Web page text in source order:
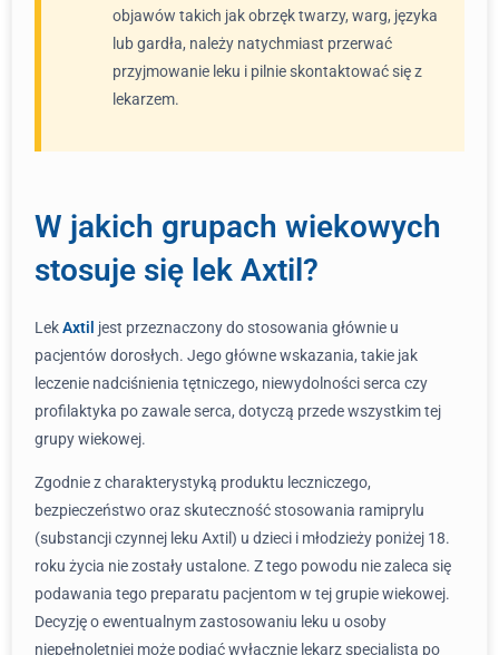
objawów takich jak obrzęk twarzy, warg, języka
lub gardła, należy natychmiast przerwać
przyjmowanie leku i pilnie skontaktować się z
lekarzem.
W jakich grupach wiekowych
stosuje się lek Axtil?
LekAxtil jest przeznaczony do stosowania głównie u
pacjentów dorosłych. Jego główne wskazania, takie jak
leczenie nadciśnienia tętniczego, niewydolności serca czy
profilaktyka po zawale serca, dotyczą przede wszystkim tej
grupy wiekowej.
Zgodnie z charakterystyką produktu leczniczego,
bezpieczeństwo oraz skuteczność stosowania ramiprylu
(substancji czynnej leku Axtil) u dzieci i młodzieży poniżej 18.
roku życia nie zostały ustalone. Z tego powodu nie zaleca się
podawania tego preparatu pacjentom w tej grupie wiekowej.
Decyzję o ewentualnym zastosowaniu leku u osoby
niepełnoletniej może podjąć wyłącznie lekarz specjalista po